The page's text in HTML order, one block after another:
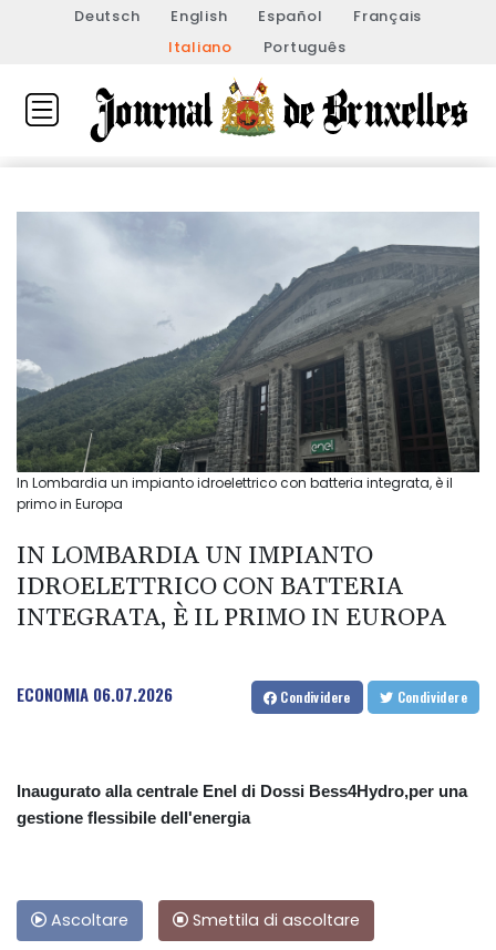
Deutsch English Español
Français
Italiano
Português
In Lombardia un impianto idroelettrico con batteria integrata, è il
primo in Europa
IN LOMBARDIA UN IMPIANTO
IDROELETTRICO CON BATTERIA
INTEGRATA, È IL PRIMO IN EUROPA
ECONOMIA 06.07.2026 Condividere Condividere
Inaugurato alla centrale Enel di Dossi Bess4Hydro,per una
gestione flessibile dell'energia
Ascoltare Smettila di ascoltare